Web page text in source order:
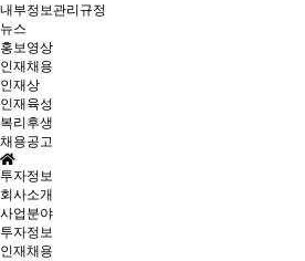
내부정보관리규정
뉴스
홍보영상
인재채용
인재상
인재육성
복리후생
채용공고
투자정보
회사소개
사업분야
투자정보
인재채용